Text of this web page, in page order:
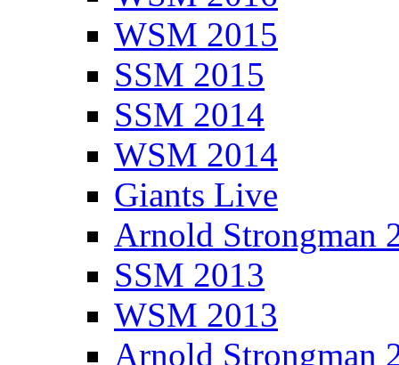
WSM 2015
SSM 2015
SSM 2014
WSM 2014
Giants Live
Arnold Strongman
SSM 2013
WSM 2013
Arnold Strongman